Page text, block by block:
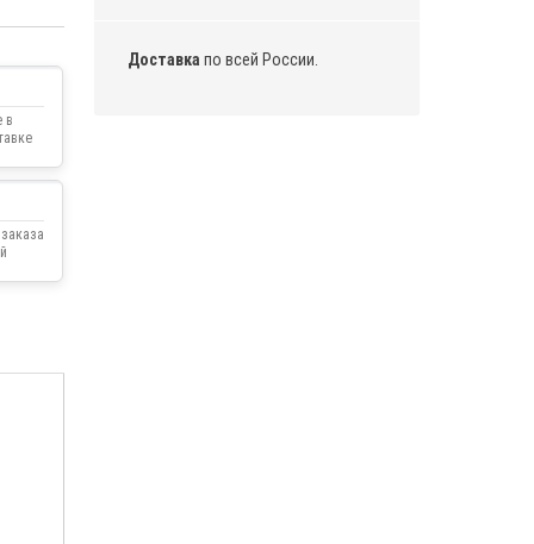
Доставка по всей России.
в